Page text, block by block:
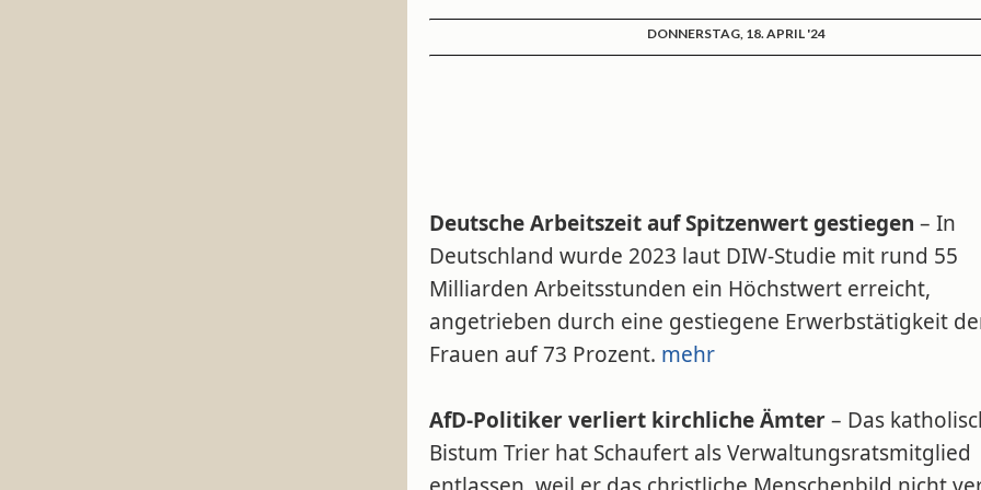
DONNERSTAG, 18. APRIL '24
Deutsche Arbeitszeit auf Spitzenwert gestiegen – In
Deutschland wurde 2023 laut DIW-Studie mit rund 55
Milliarden Arbeitsstunden ein Höchstwert erreicht,
angetrieben durch eine gestiegene Erwerbstätigkeit
Frauen auf 73 Prozent. mehr
AfD-Politiker verliert kirchliche Ämter– Das
Bistum Trier hat Schaufert als Verwaltungsratsmitglied